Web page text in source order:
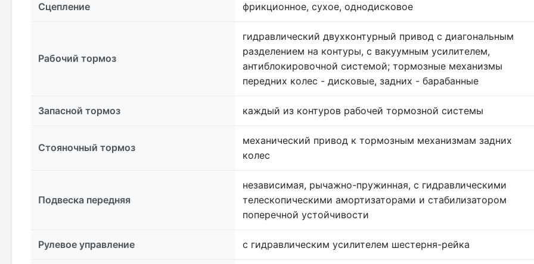
Сцепление фрикционное, сухое, однодисковое
Рабочий тормоз
гидравлический двухконтурный привод с диагональным
разделением на контуры, с вакуумным усилителем,
антиблокировочной системой; тормозные механизмы
передних колес - дисковые, задних - барабанные
Запасной тормоз каждый из контуров рабочей тормозной системы
Стояночный тормоз
механический привод к тормозным механизмам задних
колес
Подвеска передняя
независимая, рычажно-пружинная, с гидравлическими
телескопическими амортизаторами и стабилизатором
поперечной устойчивости
Рулевое управление с гидравлическим усилителем шестерня-рейка